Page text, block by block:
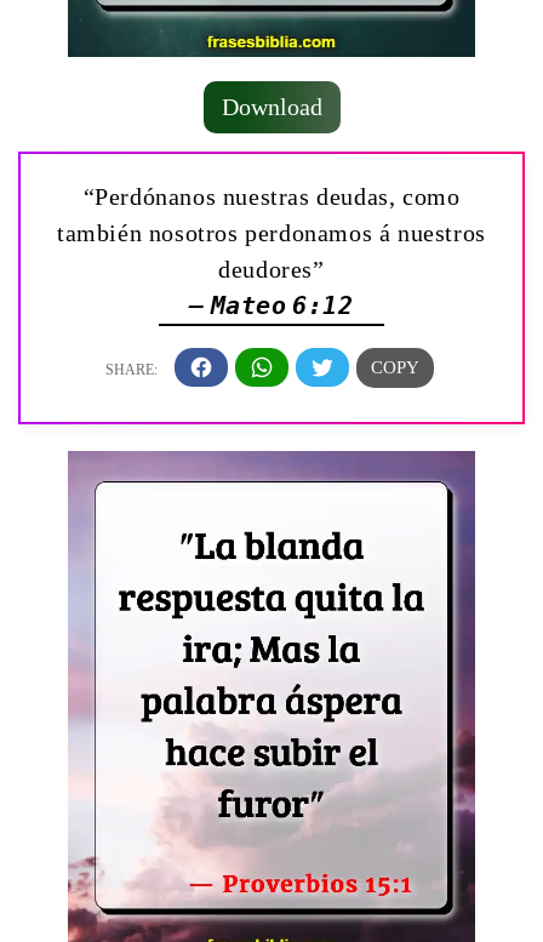
Download
“Perdónanos nuestras deudas, como
también nosotros perdonamos á nuestros
deudores”
— Mateo 6:12